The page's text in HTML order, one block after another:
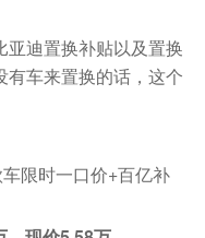
迪置换补贴以及置换
车来置换的话，这个